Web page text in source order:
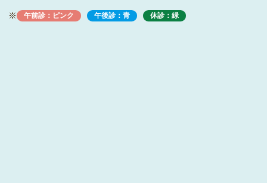
※ 午前診：ピンク 午後診：青 休診：緑